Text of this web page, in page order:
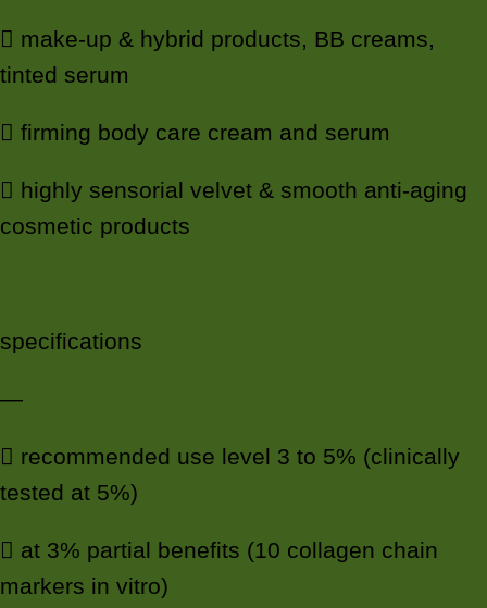
 make-up & hybrid products, BB creams,
tinted serum
 firming body care cream and serum
 highly sensorial velvet & smooth anti-aging
cosmetic products
specifications
—
 recommended use level 3 to 5% (clinically
tested at 5%)
 at 3% partial benefits (10 collagen chain
markers in vitro)